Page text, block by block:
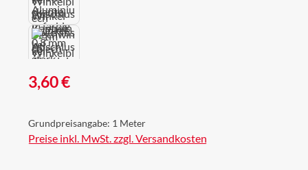
Regulärer Preis:
3,60 €
Grundpreisangabe: 1 Meter
Preise inkl. MwSt. zzgl. Versandkosten